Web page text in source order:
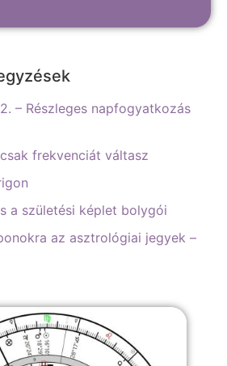
– Részleges napfogyatkozás
frekvenciát váltasz
a születési képlet bolygói
az asztrológiai jegyek –